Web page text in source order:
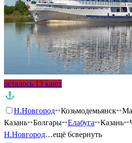
осталось 13 кают
Н.Новгород Козьмодемьянск
Казань
Болгары Елабуга Казань
Н.Новгород…ещё 6свернуть